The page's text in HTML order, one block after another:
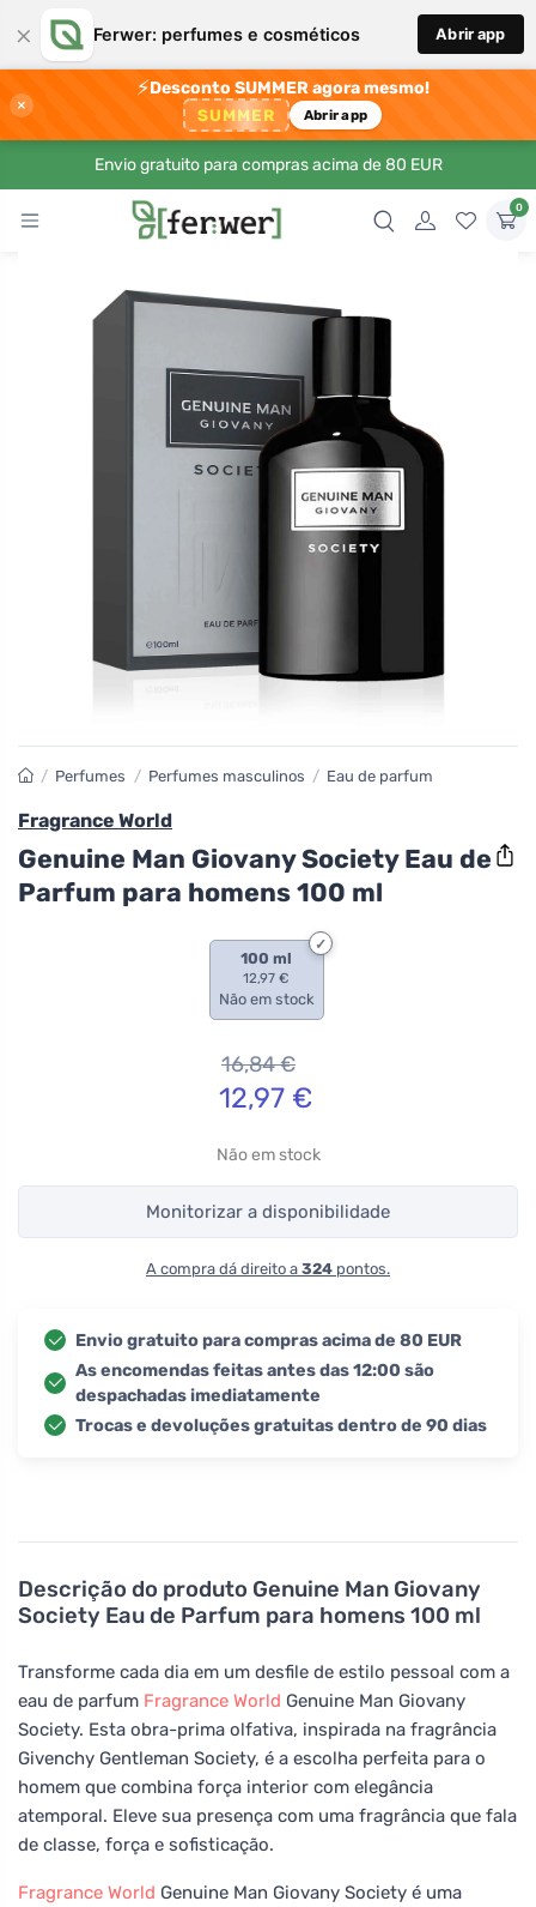
× Ferwer: perfumes e cosméticos Abrir app
×
⚡Desconto SUMMER agora mesmo!
SUMMER Abrir app
Envio gratuito para compras acima de 80 EUR
0
Descrição do produto Genuine Man Giovany
Society Eau de Parfum para homens 100 ml
Transforme cada dia em um desfile de estilo pessoal com a
eau de parfum Fragrance World Genuine Man Giovany
Society. Esta obra-prima olfativa, inspirada na fragrância
Givenchy Gentleman Society, é a escolha perfeita para o
homem que combina força interior com elegância
atemporal. Eleve sua presença com uma fragrância que fala
de classe, força e sofisticação.
Fragrance World Genuine Man Giovany Society é uma
/ Perfumes / Perfumes masculinos / Eau de parfum
Fragrance World
Genuine Man Giovany Society Eau de
Parfum para homens 100 ml
100 ml
12,97 €
Não em stock
16,84€
12,97 €
Não em stock
Monitorizar a disponibilidade
A compra dá direito a 324 pontos.
Envio gratuito para compras acima de 80 EUR
As encomendas feitas antes das 12:00 são
despachadas imediatamente
Trocas e devoluções gratuitas dentro de 90 dias